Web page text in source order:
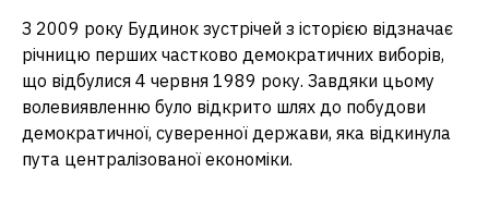
З 2009 року Будинок зустрічей з історією відзначає
річницю перших частково демократичних виборів,
що відбулися 4 червня 1989 року. Завдяки цьому
волевиявленню було відкрито шлях до побудови
демократичної, суверенної держави, яка відкинула
пута централізованої економіки.